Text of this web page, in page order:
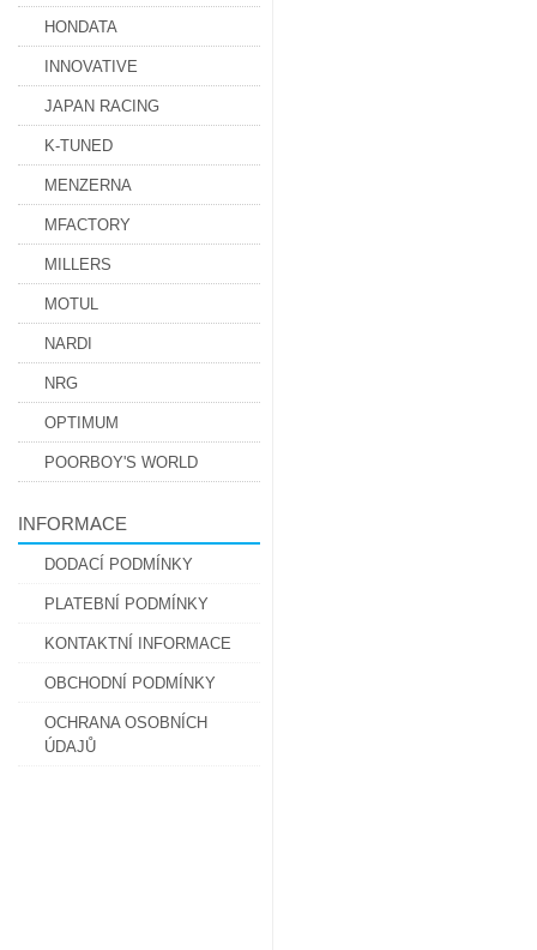
HONDATA
INNOVATIVE
JAPAN RACING
K-TUNED
MENZERNA
MFACTORY
MILLERS
MOTUL
NARDI
NRG
OPTIMUM
POORBOY'S WORLD
INFORMACE
DODACÍ PODMÍNKY
PLATEBNÍ PODMÍNKY
KONTAKTNÍ INFORMACE
OBCHODNÍ PODMÍNKY
OCHRANA OSOBNÍCH
ÚDAJŮ